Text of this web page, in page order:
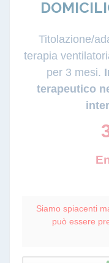
Titolazione/
terapia
per 3 mesi.
terapeutico
Siamo spiacenti
può essere